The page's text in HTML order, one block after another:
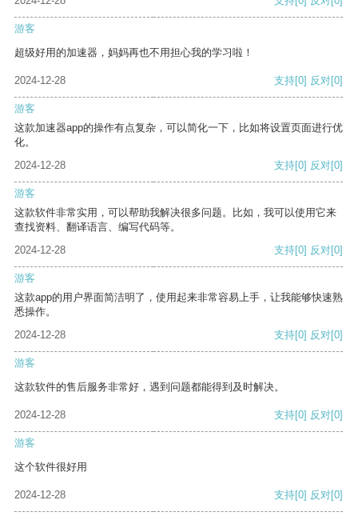
游客
超级好用的加速器，妈妈再也不用担心我的学习啦！
2024-12-28 支持[0] 反对[0]
游客
这款加速器app的操作有点复杂，可以简化一下，比如将设置页面进行优
化。
2024-12-28
支持[0] 反对[0]
游客
这款软件非常实用，可以帮助我解决很多问题。比如，我可以使用它来
查找资料、翻译语言、编写代码等。
2024-12-28
支持[0] 反对[0]
游客
这款app的用户界面简洁明了，使用起来非常容易上手，让我能够快速熟
悉操作。
2024-12-28
支持[0] 反对[0]
游客
这款软件的售后服务非常好，遇到问题都能得到及时解决。
2024-12-28 支持[0] 反对[0]
游客
这个软件很好用
2024-12-28 支持[0] 反对[0]